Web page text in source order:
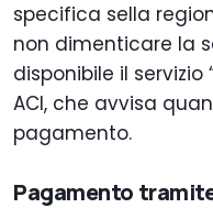
specifica sella
non dimenticare la
disponibile il servizio
ACI, che avvisa
pagamento.
Pagamento